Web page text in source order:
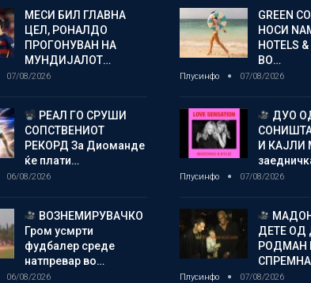
МЕСИ БИЛ ГЛАВНА
ЦЕЛ, РОНАЛДО
ПРОГОНУВАН НА
МУНДИЈАЛОТ…
07/08/2026
РЕАЛ ГО СРУШИ
СОПСТВЕНИОТ
РЕКОРД За Диоманде
ќе плати…
06/08/2026
ВОЗНЕМИРУВАЧКО
Гром усмрти
фудбалер среде
натпревар во…
06/08/2026
GREEN
НОСИ
HOTELS
ВО…
Плусинфо 07/08/2026
ДУО
И КАЈЛИ
Плусинфо 07/08/2026
ДЕТЕ ОД
РОДМАН
Плусинфо 07/08/2026